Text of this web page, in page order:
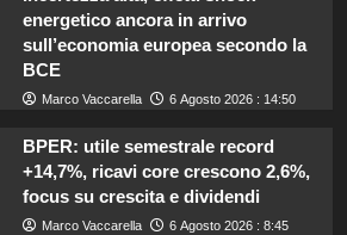
energetico ancora in arrivo
sull’economia europea secondo la
BCE
Marco Vaccarella 6 Agosto 2026 : 14:50
BPER: utile semestrale record
+14,7%, ricavi core crescono 2,6%,
focus su crescita e dividendi
Marco Vaccarella 6 Agosto 2026 : 8:45